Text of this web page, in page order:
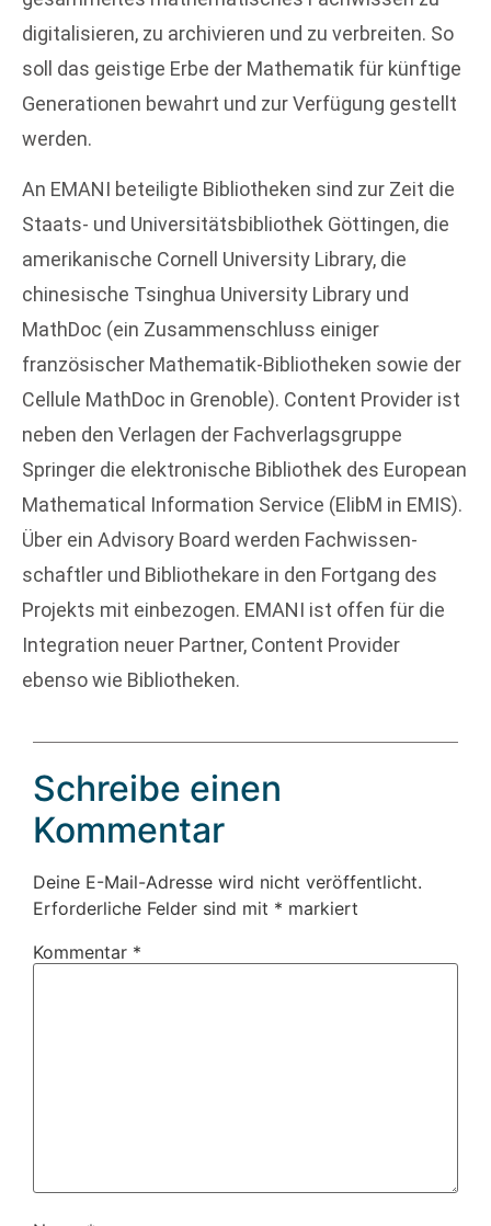
digitalisieren, zu archivieren und zu verbreiten. So
soll das geistige Erbe der Mathematik für künftige
Generationen bewahrt und zur Verfügung gestellt
werden.
An EMANI beteiligte Bibliotheken sind zur Zeit die
Staats- und Universitätsbibliothek Göttingen, die
amerikanische Cornell University Library, die
chinesische Tsinghua University Library und
MathDoc (ein Zusammenschluss einiger
französischer Mathematik-Bibliotheken sowie der
Cellule MathDoc in Grenoble). Content Provider ist
neben den Verlagen der Fachverlagsgruppe
Springer die elektronische Bibliothek des European
Mathematical Information Service (ElibM in EMIS).
Über ein Advisory Board werden Fachwissen-
schaftler und Bibliothekare in den Fortgang des
Projekts mit einbezogen. EMANI ist offen für die
Integration neuer Partner, Content Provider
ebenso wie Bibliotheken.
Schreibe einen
Kommentar
Deine E-Mail-Adresse wird nicht veröffentlicht.
Erforderliche Felder sind mit * markiert
Kommentar *